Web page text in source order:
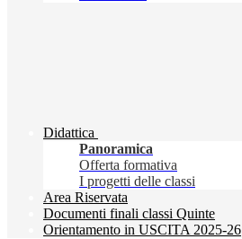
Didattica
Panoramica
Offerta formativa
I progetti delle classi
Area Riservata
Documenti finali classi Quinte
Orientamento in USCITA 2025-26